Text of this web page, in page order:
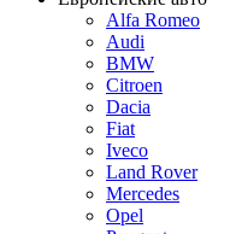
Alfa Romeo
Audi
BMW
Citroen
Dacia
Fiat
Iveco
Land Rover
Mercedes
Opel